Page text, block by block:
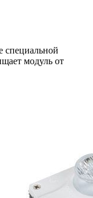
специальной
модуль от